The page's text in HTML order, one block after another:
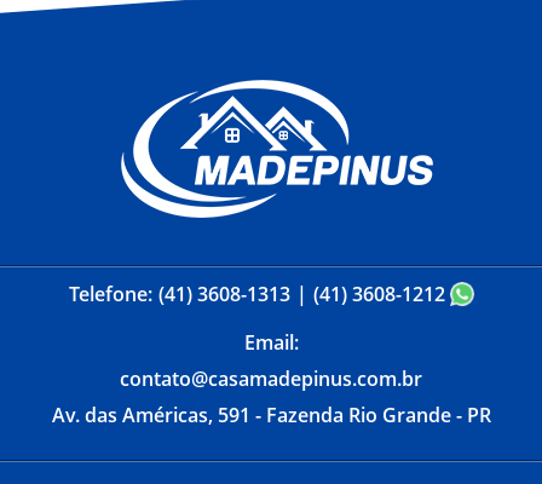
Telefone: (41) 3608-1313
(41) 3608-1212
Email:
contato@casamadepinus.com.br
Av. das Américas, 591 - Fazenda Rio Grande - PR